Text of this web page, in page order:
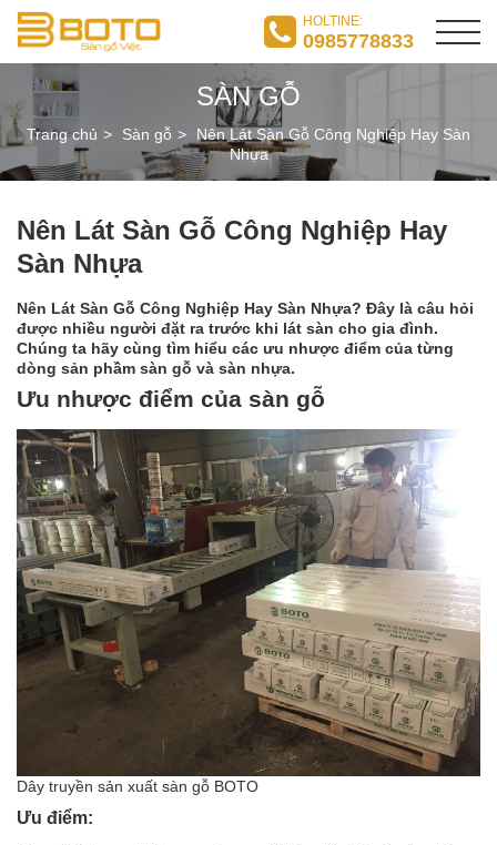
HOLTINE:
0985778833
SÀN GỖ
Trang chủ Sàn gỗ
Nên Lát Sàn Gỗ Công Nghiệp Hay Sàn
Nhựa
Nên Lát Sàn Gỗ Công Nghiệp Hay
Sàn Nhựa
Nên Lát Sàn Gỗ Công Nghiệp Hay Sàn Nhựa? Đây là câu hỏi
được nhiều người đặt ra trước khi lát sàn cho gia đình.
Chúng ta hãy cùng tìm hiểu các ưu nhược điểm của từng
dòng sản phầm sàn gỗ và sàn nhựa.
Ưu nhược điểm của sàn gỗ
Dây truyền sản xuất sàn gỗ BOTO
Ưu điểm: